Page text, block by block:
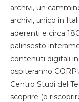
archivi, un
archivi, unico in
aderenti e circa
palinsesto
contenuti digitali
ospiteranno
Centro Studi del
scoprire (o